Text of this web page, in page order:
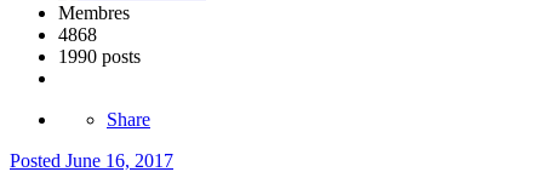
Membres
4868
1990 posts
Share
Posted June 16, 2017